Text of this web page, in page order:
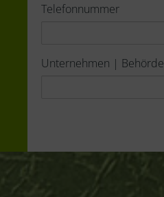
Telefonnummer
Unternehmen | Behörde